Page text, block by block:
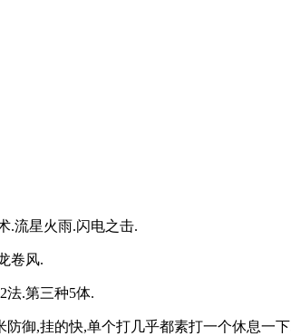
.流星火雨.闪电之击.
卷风.
法.第三种5体.
御,挂的快,单个打几乎都素打一个休息一